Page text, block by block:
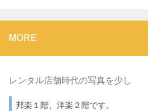
MORE
レンタル店舗時代の写真を少し
邦楽１階、洋楽２階です。